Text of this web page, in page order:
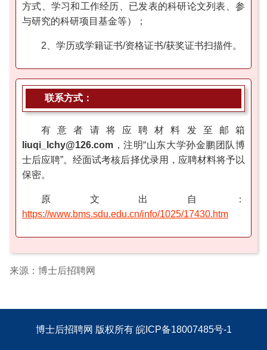
方式、学习和工作经历、已发表的科研论文列表、参
与研究的科研项目基金等）；
2、学历或学籍证书/资格证书/获奖证书扫描件。
联系方式：
有意者请将应聘材料发至邮箱
liuqi_lchy@126.com ，注明“山东大学孙金鹏团队博
士后应聘”。经面试考核后择优录用，应聘材料将予以
保密。
原文出自：
https://www.bms.sdu.edu.cn/info/1025/17430.htm
来源：博士后招聘网
博士后招聘网 版权所有 皖ICP备18007485号-1